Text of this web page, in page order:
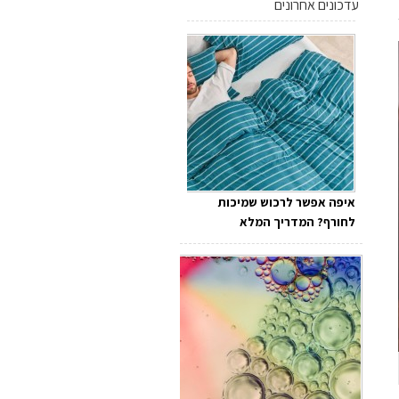
עדכונים אחרונים
איפה אפשר לרכוש שמיכות
לחורף? המדריך המלא